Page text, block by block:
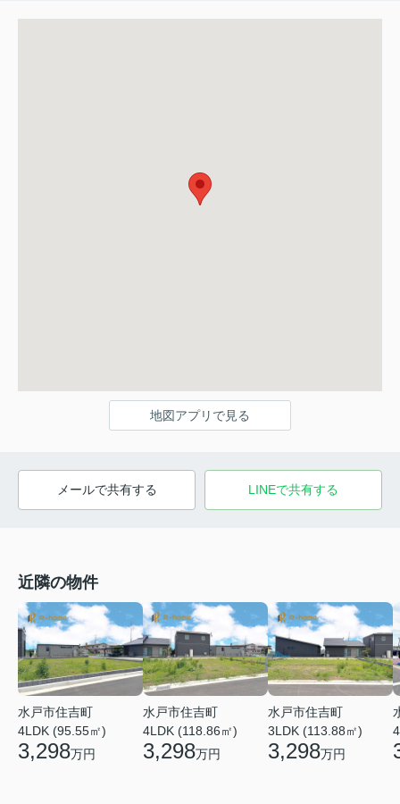
地図アプリで見る
メールで共有する LINEで共有する
近隣の物件
水戸市住吉町
4LDK (95.55㎡)
3,298万円
水戸市住吉町
4LDK (118.86㎡)
3,298万円
水戸市住吉町
3LDK (113.88㎡)
3,298万円